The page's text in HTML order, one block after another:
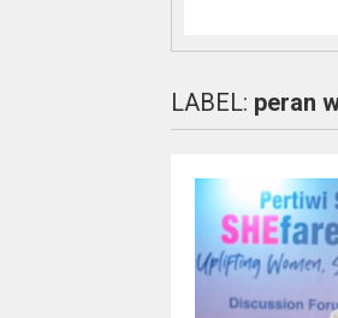
LABEL: peran